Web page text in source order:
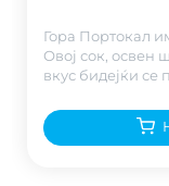
Гора Портокал
Овој сок, освен
вкус бидејќи се